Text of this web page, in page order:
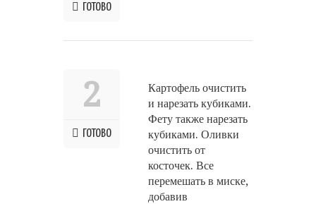
ГОТОВО
2
ГОТОВО
Картофель очистить
и нарезать кубиками.
Фету также нарезать
кубиками. Оливки
очистить от
косточек. Все
перемешать в миске,
добавив